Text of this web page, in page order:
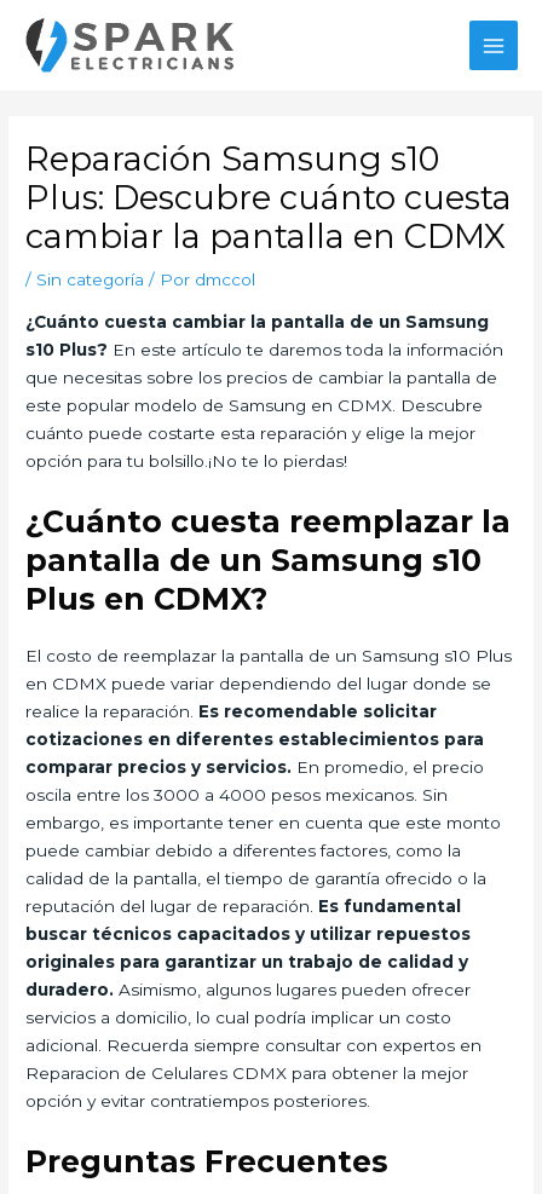
contenido
Reparación Samsung s10
Plus: Descubre cuánto cuesta
cambiar la pantalla en CDMX
/ Sin categoría / Por dmccol
¿Cuánto cuesta cambiar la pantalla de un Samsung
s10 Plus? En este artículo te daremos toda la información
que necesitas sobre los precios de cambiar la pantalla de
este popular modelo de Samsung en CDMX. Descubre
cuánto puede costarte esta reparación y elige la mejor
opción para tu bolsillo.¡No te lo pierdas!
¿Cuánto cuesta reemplazar la
pantalla de un Samsung s10
Plus en CDMX?
El costo de reemplazar la pantalla de un Samsung s10 Plus
en CDMX puede variar dependiendo del lugar donde se
realice la reparación. Es recomendable solicitar
cotizaciones en diferentes establecimientos para
comparar precios y servicios. En promedio, el precio
oscila entre los 3000 a 4000 pesos mexicanos. Sin
embargo, es importante tener en cuenta que este monto
puede cambiar debido a diferentes factores, como la
calidad de la pantalla, el tiempo de garantía ofrecido o la
reputación del lugar de reparación. Es fundamental
buscar técnicos capacitados y utilizar repuestos
originales para garantizar un trabajo de calidad y
duradero. Asimismo, algunos lugares pueden ofrecer
servicios a domicilio, lo cual podría implicar un costo
adicional. Recuerda siempre consultar con expertos en
Reparacion de Celulares CDMX para obtener la mejor
opción y evitar contratiempos posteriores.
Preguntas Frecuentes